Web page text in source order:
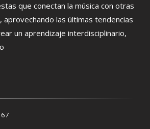
que conectan la música con otras
aprovechando las últimas tendencias
un aprendizaje interdisciplinario,